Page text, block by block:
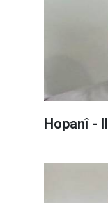
Hopanî - II